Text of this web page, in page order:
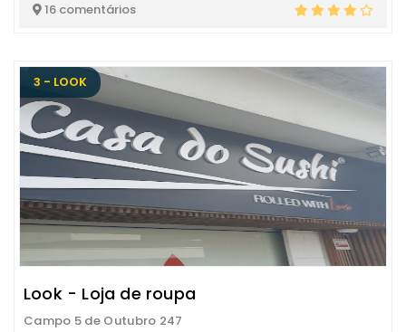
16 comentários
3 - LOOK
Look - Loja de roupa
Campo 5 de Outubro 247